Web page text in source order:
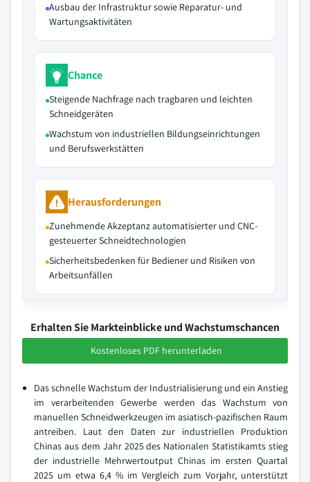
Ausbau der Infrastruktur sowie Reparatur- und
Wartungsaktivitäten
Chance
Steigende Nachfrage nach tragbaren und leichten
Schneidgeräten
Wachstum von industriellen Bildungseinrichtungen
und Berufswerkstätten
Herausforderungen
Zunehmende Akzeptanz automatisierter und CNC-
gesteuerter Schneidtechnologien
Sicherheitsbedenken für Bediener und Risiken von
Arbeitsunfällen
Erhalten Sie Markteinblicke und Wachstumschancen
Kostenloses PDF herunterladen
Das schnelle Wachstum der Industrialisierung und ein Anstieg
im verarbeitenden Gewerbe werden das Wachstum von
manuellen Schneidwerkzeugen im asiatisch-pazifischen Raum
antreiben. Laut den Daten zur industriellen Produktion
Chinas aus dem Jahr 2025 des Nationalen Statistikamts stieg
der industrielle Mehrwertoutput Chinas im ersten Quartal
2025 um etwa 6,4 % im Vergleich zum Vorjahr, unterstützt